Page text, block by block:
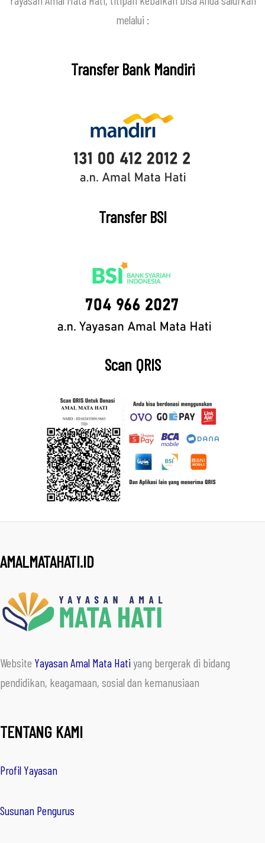
melalui :
Transfer Bank Mandiri
Transfer BSI
Scan QRIS
AMALMATAHATI.ID
Website Yayasan Amal Mata Hatiyang bergerak di bidang
pendidikan, keagamaan, sosial dan kemanusiaan
TENTANG KAMI
Profil Yayasan
Susunan Pengurus